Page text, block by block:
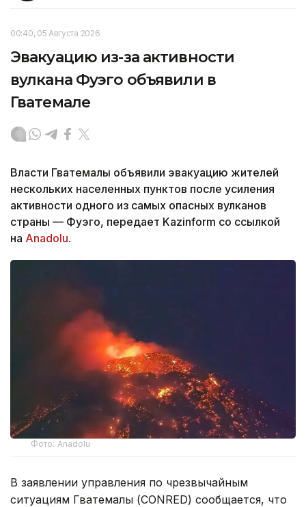
00:40, 05 Августа 2026
Эвакуацию из-за активности
вулкана Фуэго объявили в
Гватемале
Власти Гватемалы объявили эвакуацию жителей
нескольких населенных пунктов после усиления
активности одного из самых опасных вулканов
страны — Фуэго, передает Kazinform со ссылкой
на Anadolu.
Фото: Anadolu
В заявлении управления по чрезвычайным
ситуациям Гватемалы (CONRED) сообщается, что